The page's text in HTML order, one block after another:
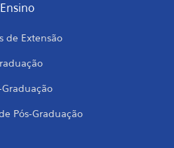
Ensino
de Extensão
Graduação
Pós-Graduação